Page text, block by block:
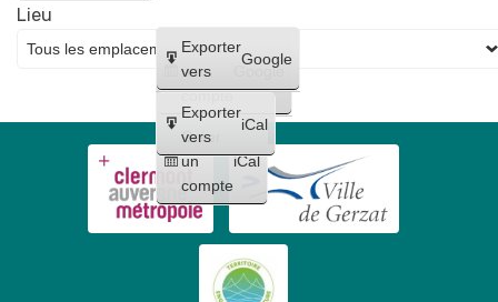
Créer
un
compte
Google
Créer
un
compte
iCal
Exporter
vers
Google
Exporter
vers
iCal
Lieu